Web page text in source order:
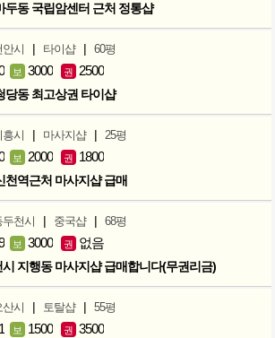
두동 국립암센터 근처 정통샵
시 | 타이샵 | 60평
보 3000 권 2500
당동 최고상권 타이샵
시 | 마사지샵 | 25평
보 2000 권 1800
천역근처 마사지샵 급매
천시 | 중국샵 | 68평
보 3000 권 없음
시 지행동 마사지샵 급매합니다(무권리금)
시 | 토탈샵 | 55평
보 1500 권 3500